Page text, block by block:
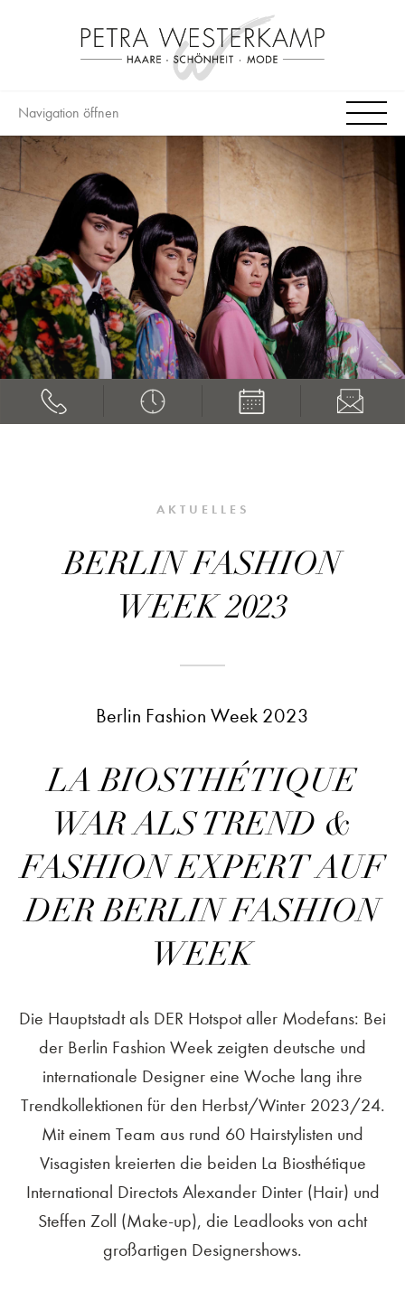
Navigation öffnen
AKTUELLES
BERLIN FASHION
WEEK 2023
Berlin Fashion Week 2023
LA BIOSTHÉTIQUE
WAR ALS TREND &
FASHION EXPERT AUF
DER BERLIN FASHION
WEEK
Die Hauptstadt als DER Hotspot aller Modefans: Bei
der Berlin Fashion Week zeigten deutsche und
internationale Designer eine Woche lang ihre
Trendkollektionen für den Herbst/Winter 2023/24.
Mit einem Team aus rund 60 Hairstylisten und
Visagisten kreierten die beiden La Biosthétique
International Directots Alexander Dinter (Hair) und
Steffen Zoll (Make-up), die Leadlooks von acht
großartigen Designershows.